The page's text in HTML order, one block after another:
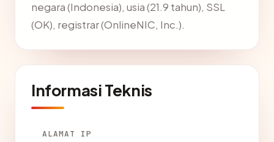
negara (Indonesia), usia (21.9 tahun), SSL
(OK), registrar (OnlineNIC, Inc.).
Informasi Teknis
ALAMAT IP